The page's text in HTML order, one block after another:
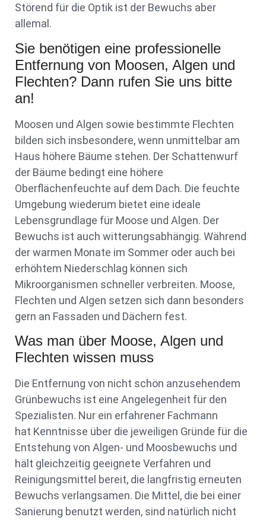
Störend für die Optik ist der Bewuchs aber
allemal.
Sie benötigen eine professionelle
Entfernung von Moosen, Algen und
Flechten? Dann rufen Sie uns bitte
an!
Moosen und Algen sowie bestimmte Flechten
bilden sich insbesondere, wenn unmittelbar am
Haus höhere Bäume stehen. Der Schattenwurf
der Bäume bedingt eine höhere
Oberflächenfeuchte auf dem Dach. Die feuchte
Umgebung wiederum bietet eine ideale
Lebensgrundlage für Moose und Algen. Der
Bewuchs ist auch witterungsabhängig. Während
der warmen Monate im Sommer oder auch bei
erhöhtem Niederschlag können sich
Mikroorganismen schneller verbreiten. Moose,
Flechten und Algen setzen sich dann besonders
gern an Fassaden und Dächern fest.
Was man über Moose, Algen und
Flechten wissen muss
Die Entfernung von nicht schön anzusehendem
Grünbewuchs ist eine Angelegenheit für den
Spezialisten. Nur ein erfahrener Fachmann
hat Kenntnisse über die jeweiligen Gründe für die
Entstehung von Algen- und Moosbewuchs und
hält gleichzeitig geeignete Verfahren und
Reinigungsmittel bereit, die langfristig erneuten
Bewuchs verlangsamen. Die Mittel, die bei einer
Sanierung benutzt werden, sind natürlich nicht